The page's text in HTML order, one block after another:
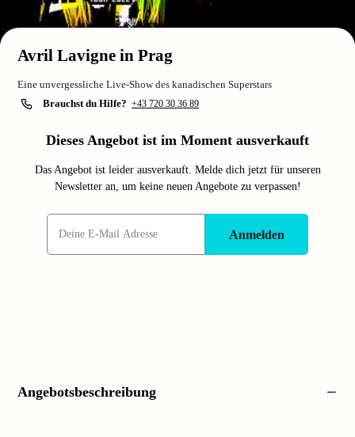
Avril Lavigne in Prag
Eine unvergessliche Live-Show des kanadischen Superstars
Brauchst du Hilfe? +43 720 30 36 89
Dieses Angebot ist im Moment ausverkauft
Das Angebot ist leider ausverkauft. Melde dich jetzt für unseren
Newsletter an, um keine neuen Angebote zu verpassen!
Anmelden
Angebotsbeschreibung